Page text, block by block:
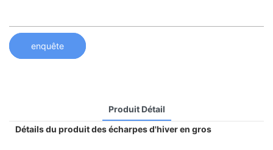
enquête
Produit Détail
Détails du produit des écharpes d'hiver en gros